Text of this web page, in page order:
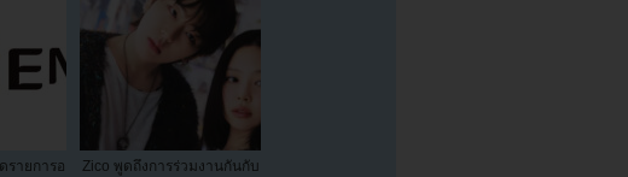
รายการอ
Zico พูดถึงการร่วมงานกันกับ